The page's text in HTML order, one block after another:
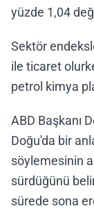
yüzde 1,04
Sektör
ile ticaret
petrol kimya
ABD Başkanı
Doğu'da bir
söylemesinin
sürdüğünü
sürede sona